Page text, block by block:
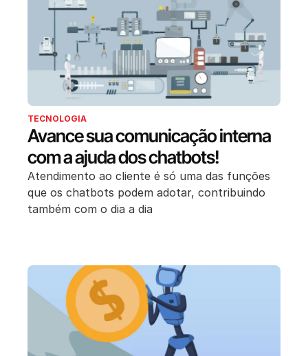
TECNOLOGIA
Avance sua comunicação interna
com a ajuda dos chatbots!
Atendimento ao cliente é só uma das funções
que os chatbots podem adotar, contribuindo
também com o dia a dia